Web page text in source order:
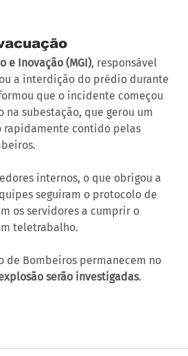
e Inovação (MGI), responsável
a interdição do prédio durante
que o incidente começou
subestação, que gerou um
contido pelas
internos, o que obrigou a
seguiram o protocolo de
os servidores a cumprir o
teletrabalho.
de Bombeiros permanecem no
serão investigadas.